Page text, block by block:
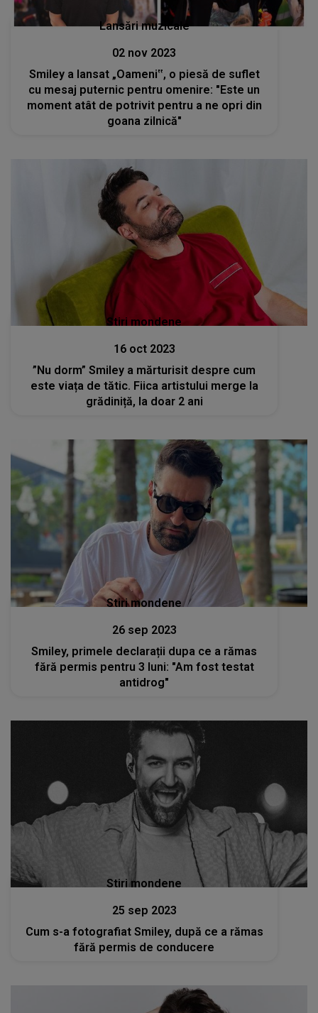
Lansări muzicale
02 nov 2023
Smiley a lansat „Oameni‟, o piesă de suflet
cu mesaj puternic pentru omenire: "Este un
moment atât de potrivit pentru a ne opri din
goana zilnică"
Stiri mondene
16 oct 2023
”Nu dorm” Smiley a mărturisit despre cum
este viața de tătic. Fiica artistului merge la
grădiniță, la doar 2 ani
Stiri mondene
26 sep 2023
Smiley, primele declarații dupa ce a rămas
fără permis pentru 3 luni: "Am fost testat
antidrog"
Stiri mondene
25 sep 2023
Cum s-a fotografiat Smiley, după ce a rămas
fără permis de conducere